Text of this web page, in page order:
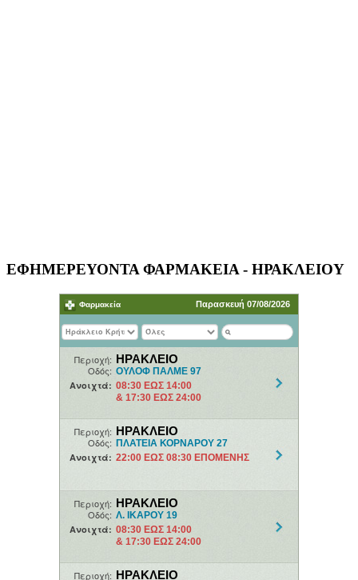
ΕΦΗΜΕΡΕΥΟΝΤΑ ΦΑΡΜΑΚΕΙΑ - ΗΡΑΚΛΕΙΟΥ